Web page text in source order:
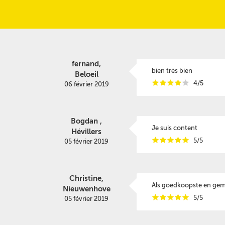
fernand,
Beloeil
06 février 2019
bien très bien
iiiii 4/5
Bogdan ,
Hévillers
05 février 2019
Je suis content
iiiii 5/5
Christine,
Nieuwenhove
05 février 2019
Als goedkoopste en
iiiii 5/5